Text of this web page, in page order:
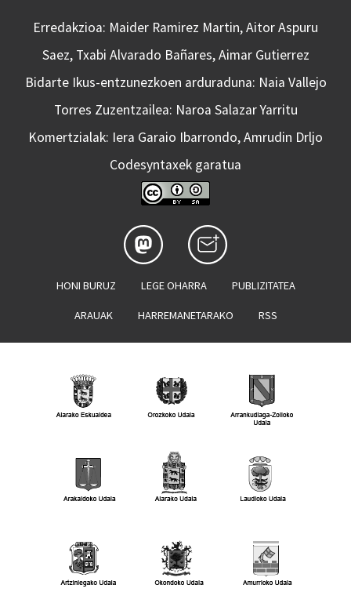
Erredakzioa: Maider Ramirez Martin, Aitor Aspuru
Saez, Txabi Alvarado Bañares, Aimar Gutierrez
Bidarte Ikus-entzunezkoen arduraduna: Naia Vallejo
Torres Zuzentzailea: Naroa Salazar Yarritu
Komertzialak: Iera Garaio Ibarrondo, Amrudin Drljo
Codesyntaxek garatua
HONI BURUZ LEGE OHARRA PUBLIZITATEA
ARAUAK HARREMANETARAKO RSS